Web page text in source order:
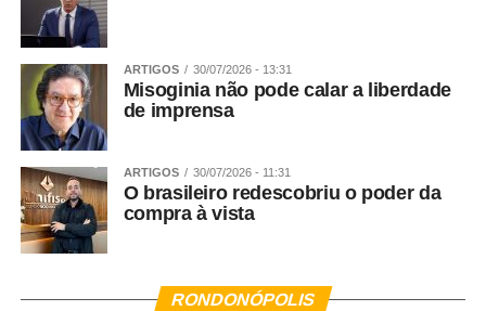
ARTIGOS 30/07/2026 - 13:31
Misoginia não pode calar a liberdade
de imprensa
ARTIGOS 30/07/2026 - 11:31
O brasileiro redescobriu o poder da
compra à vista
RONDONÓPOLIS